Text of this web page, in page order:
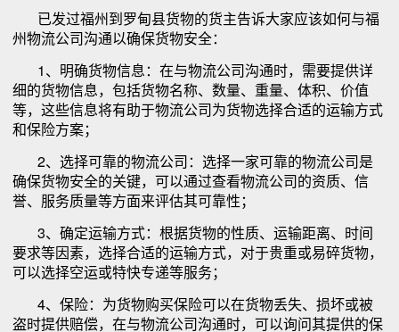
已发过福州到罗甸县货物的货主告诉大家应该如何与福
州物流公司沟通以确保货物安全：
1、明确货物信息：在与物流公司沟通时，需要提供详
细的货物信息，包括货物名称、数量、重量、体积、价值
等，这些信息将有助于物流公司为货物选择合适的运输方式
和保险方案；
2、选择可靠的物流公司：选择一家可靠的物流公司是
确保货物安全的关键，可以通过查看物流公司的资质、信
誉、服务质量等方面来评估其可靠性；
3、确定运输方式：根据货物的性质、运输距离、时间
要求等因素，选择合适的运输方式，对于贵重或易碎货物，
可以选择空运或特快专递等服务；
4、保险：为货物购买保险可以在货物丢失、损坏或被
盗时提供赔偿，在与物流公司沟通时，可以询问其提供的保